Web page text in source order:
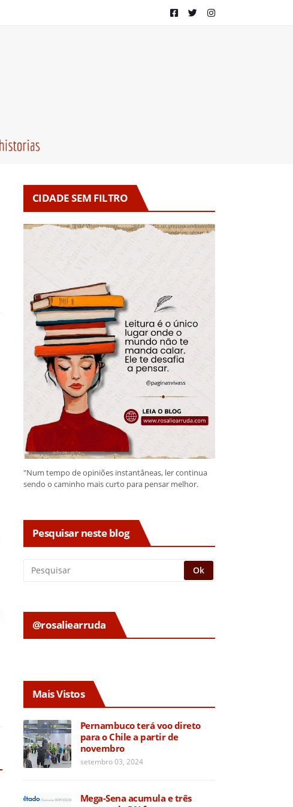
CIDADE SEM FILTRO
"Num tempo de opiniões instantâneas, ler continua
sendo o caminho mais curto para pensar melhor.
Pesquisar neste blog
@rosaliearruda
Mais Vistos
Pernambuco terá voo direto
para o Chile a partir de
novembro
setembro 03, 2024
Mega-Sena acumula e três